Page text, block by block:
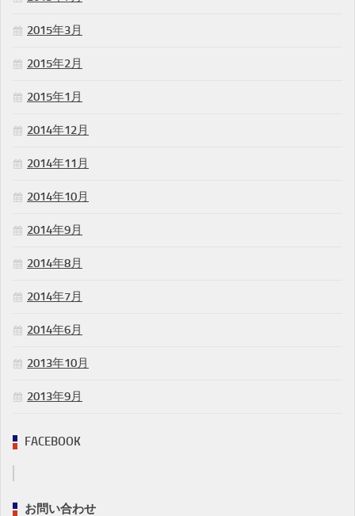
2015年3月
2015年2月
2015年1月
2014年12月
2014年11月
2014年10月
2014年9月
2014年8月
2014年7月
2014年6月
2013年10月
2013年9月
FACEBOOK
お問い合わせ